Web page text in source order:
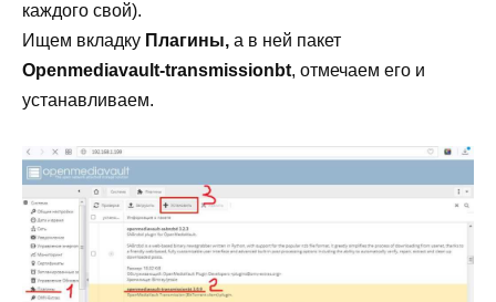
каждого свой).
Ищем вкладку Плагины, а в ней пакет
Openmediavault-transmissionbt, отмечаем его и
устанавливаем.